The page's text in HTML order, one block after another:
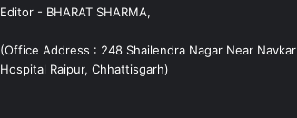
Editor - BHARAT SHARMA,
(Office Address : 248 Shailendra Nagar Near Navkar
Hospital Raipur, Chhattisgarh)